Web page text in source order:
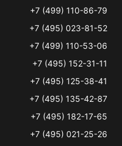
+7 (499) 110-86-79
+7 (495) 023-81-52
+7 (499) 110-53-06
+7 (495) 152-31-11
+7 (495) 125-38-41
+7 (495) 135-42-87
+7 (495) 182-17-65
+7 (495) 021-25-26